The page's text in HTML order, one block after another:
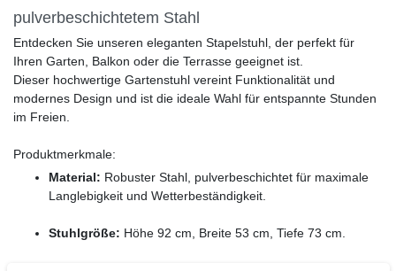
pulverbeschichtetem Stahl
Entdecken Sie unseren eleganten Stapelstuhl, der perfekt für
Ihren Garten, Balkon oder die Terrasse geeignet ist.
Dieser hochwertige Gartenstuhl vereint Funktionalität und
modernes Design und ist die ideale Wahl für entspannte Stunden
im Freien.
Produktmerkmale:
Material: Robuster Stahl, pulverbeschichtet für maximale
Langlebigkeit und Wetterbeständigkeit.
Stuhlgröße: Höhe 92 cm, Breite 53 cm, Tiefe 73 cm.